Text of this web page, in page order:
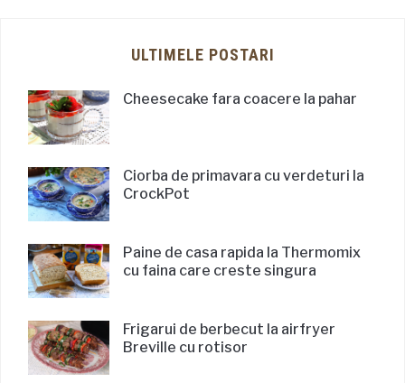
ULTIMELE POSTARI
Cheesecake fara coacere la pahar
Ciorba de primavara cu verdeturi la
CrockPot
Paine de casa rapida la Thermomix
cu faina care creste singura
Frigarui de berbecut la airfryer
Breville cu rotisor